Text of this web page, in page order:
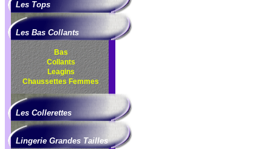
Les Tops
Les Bas Collants
Bas
Collants
Leagins
Chaussettes Femmes
Les Collerettes
Lingerie Grandes Tailles